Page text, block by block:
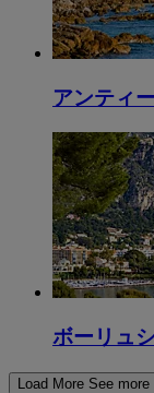
アンティ
ボーリュ
Load More See more